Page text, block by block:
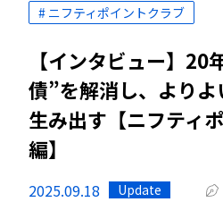
# ニフティポイントクラブ
【インタビュー】20
債”を解消し、より
生み出す【ニフティ
編】
2025.09.18 Update